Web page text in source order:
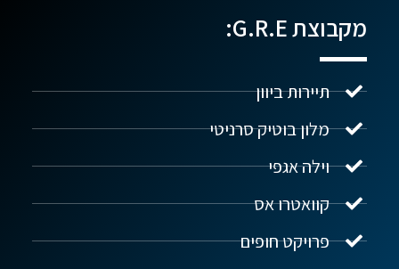
מקבוצת G.R.E:
תיירות ביוון
מלון בוטיק סרניטי
וילה אגפי
קוואטרו אס
פרויקט חופים
נדל"ן ביוון G.R.E
שלום! איך אפשר לעזור?